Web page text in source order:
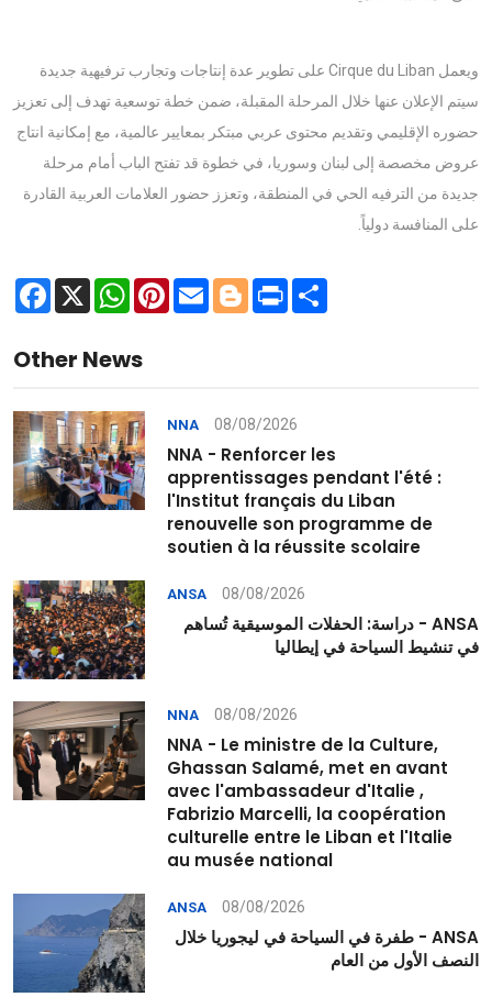
ويعمل Cirque du Liban على تطوير عدة إنتاجات وتجارب ترفيهية جديدة
سيتم الإعلان عنها خلال المرحلة المقبلة، ضمن خطة توسعية تهدف إلى تعزيز
حضوره الإقليمي وتقديم محتوى عربي مبتكر بمعايير عالمية، مع إمكانية انتاج
عروض مخصصة إلى لبنان وسوريا، في خطوة قد تفتح الباب أمام مرحلة
جديدة من الترفيه الحي في المنطقة، وتعزز حضور العلامات العربية القادرة
على المنافسة دولياً.
Facebook
X WhatsApp
Pinterest
Email Blogger
Print
Other News
NNA 08/08/2026
NNA - Renforcer les
apprentissages pendant l'été :
l'Institut français du Liban
renouvelle son programme de
soutien à la réussite scolaire
ANSA 08/08/2026
ANSA - دراسة: الحفلات الموسيقية تُساهم
في تنشيط السياحة في إيطاليا
NNA 08/08/2026
NNA - Le ministre de la Culture,
Ghassan Salamé, met en avant
avec l'ambassadeur d'Italie ,
Fabrizio Marcelli, la coopération
culturelle entre le Liban et l'Italie
au musée national
ANSA 08/08/2026
ANSA - طفرة في السياحة في ليجوريا خلال
النصف الأول من العام